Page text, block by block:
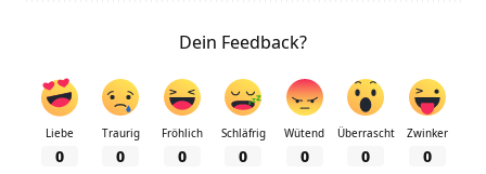
Dein Feedback?
Liebe
0
Traurig
0
Fröhlich
0
Schläfrig
0
Wütend
0
Überrascht
0
Zwinker
0